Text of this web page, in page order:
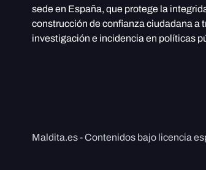
sede en España, que protege la
construcción de confianza ciudadana a
investigación e incidencia en políticas
Maldita.es - Contenidos bajo licencia